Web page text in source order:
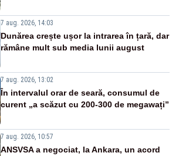
7 aug. 2026, 14:03
Dunărea crește ușor la intrarea în țară, dar
rămâne mult sub media lunii august
7 aug. 2026, 13:02
În intervalul orar de seară, consumul de
curent „a scăzut cu 200-300 de megawați”
7 aug. 2026, 10:57
ANSVSA a negociat, la Ankara, un acord